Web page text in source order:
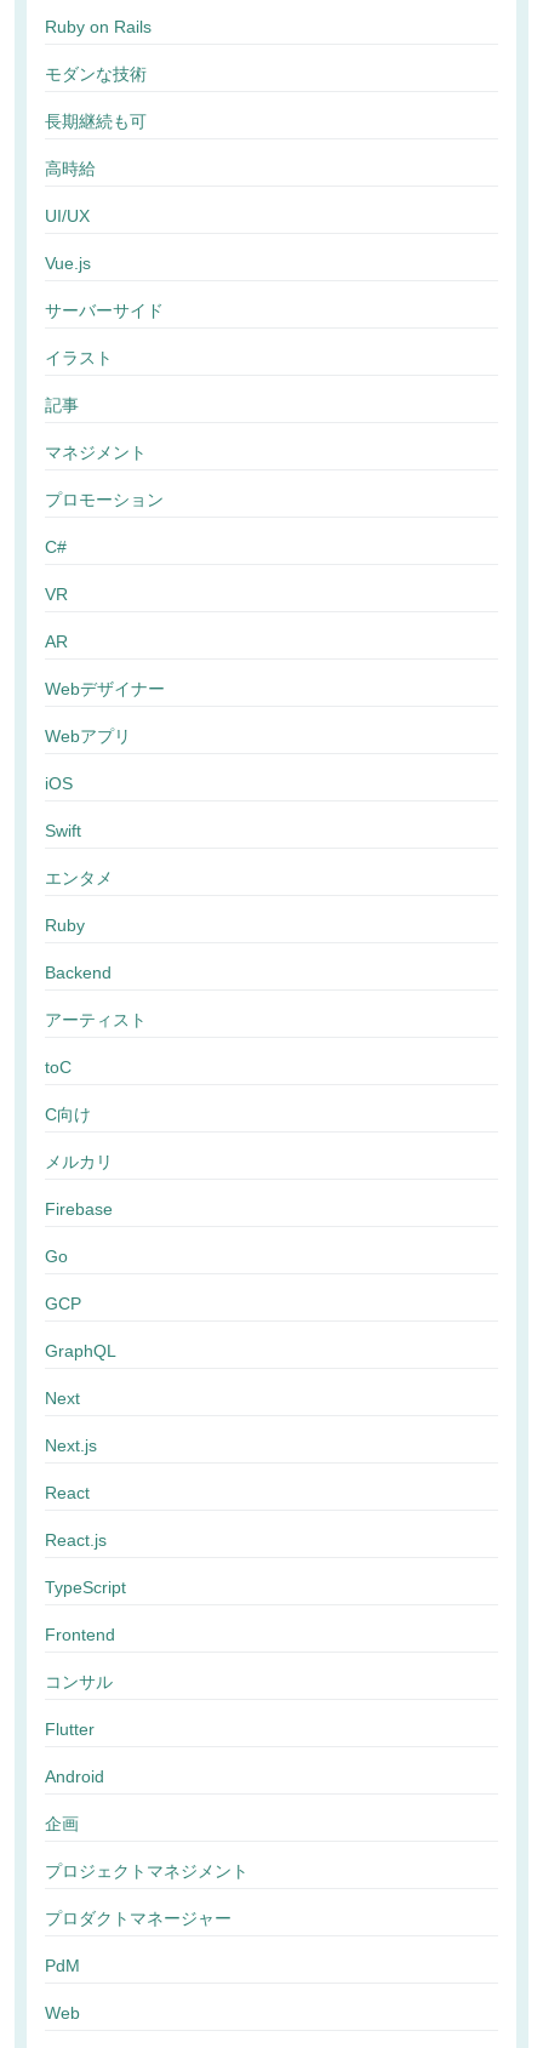
Ruby on Rails
モダンな技術
長期継続も可
高時給
UI/UX
Vue.js
サーバーサイド
イラスト
記事
マネジメント
プロモーション
C#
VR
AR
Webデザイナー
Webアプリ
iOS
Swift
エンタメ
Ruby
Backend
アーティスト
toC
C向け
メルカリ
Firebase
Go
GCP
GraphQL
Next
Next.js
React
React.js
TypeScript
Frontend
コンサル
Flutter
Android
企画
プロジェクトマネジメント
プロダクトマネージャー
PdM
Web